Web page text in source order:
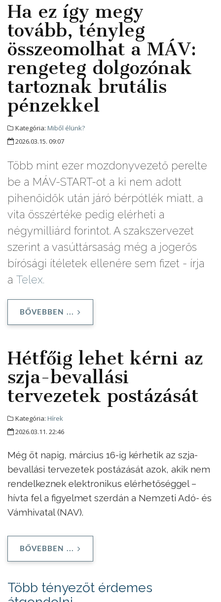
Ha ez így megy
tovább, tényleg
összeomolhat a MÁV:
rengeteg dolgozónak
tartoznak brutális
pénzekkel
Kategória: Miből élünk?
2026.03.15. 09:07
Több mint ezer mozdonyvezető perelte
be a MÁV-START-ot a ki nem adott
pihenőidők után járó bérpótlék miatt, a
vita összértéke pedig elérheti a
négymilliárd forintot. A szakszervezet
szerint a vasúttársaság még a jogerős
bírósági ítéletek ellenére sem fizet - írja
a Telex.
BŐVEBBEN ...
Hétfőig lehet kérni az
szja-bevallási
tervezetek postázását
Kategória: Hírek
2026.03.11. 22:46
Még öt napig, március 16-ig kérhetik az szja-
bevallási tervezetek postázását azok, akik nem
rendelkeznek elektronikus elérhetőséggel –
hívta fel a figyelmet szerdán a Nemzeti Adó- és
Vámhivatal (NAV).
BŐVEBBEN ...
Több tényezőt érdemes